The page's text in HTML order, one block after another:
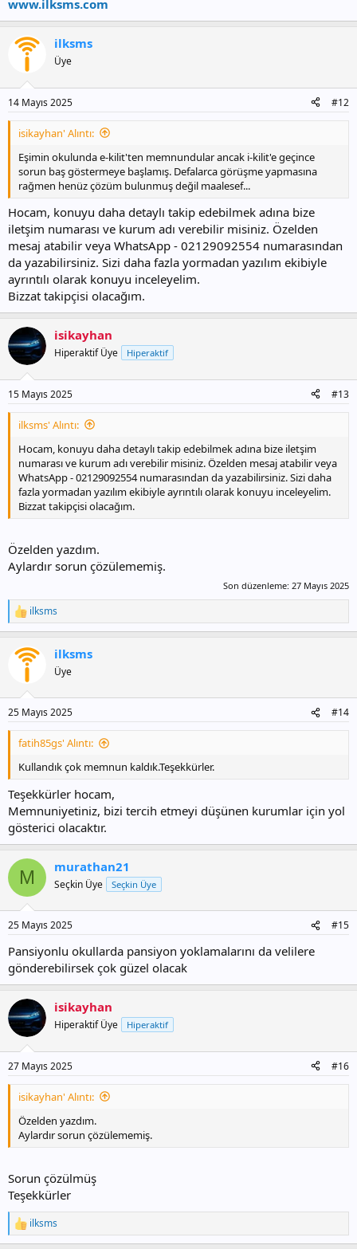
www.ilksms.com
ilksms
Üye
14 Mayıs 2025 #12
isikayhan' Alıntı:
Eşimin okulunda e-kilit'ten memnundular ancak i-kilit'e geçince
sorun baş göstermeye başlamış. Defalarca görüşme yapmasına
rağmen henüz çözüm bulunmuş değil maalesef...
Hocam, konuyu daha detaylı takip edebilmek adına bize
iletşim numarası ve kurum adı verebilir misiniz. Özelden
mesaj atabilir veya WhatsApp - 02129092554 numarasından
da yazabilirsiniz. Sizi daha fazla yormadan yazılım ekibiyle
ayrıntılı olarak konuyu inceleyelim.
Bizzat takipçisi olacağım.
isikayhan
Hiperaktif Üye Hiperaktif
15 Mayıs 2025 #13
ilksms' Alıntı:
Hocam, konuyu daha detaylı takip edebilmek adına bize iletşim
numarası ve kurum adı verebilir misiniz. Özelden mesaj atabilir veya
WhatsApp - 02129092554 numarasından da yazabilirsiniz. Sizi daha
fazla yormadan yazılım ekibiyle ayrıntılı olarak konuyu inceleyelim.
Bizzat takipçisi olacağım.
Özelden yazdım.
Aylardır sorun çözülememiş.
Son düzenleme: 27 Mayıs 2025
T
e
k
:
ilksms
ilksms
Üye
25 Mayıs 2025 #14
fatih85gs' Alıntı:
Kullandık çok memnun kaldık.Teşekkürler.
Teşekkürler hocam,
Memnuniyetiniz, bizi tercih etmeyi düşünen kurumlar için yol
gösterici olacaktır.
M murathan21
Seçkin Üye Seçkin Üye
25 Mayıs 2025 #15
Pansiyonlu okullarda pansiyon yoklamalarını da velilere
gönderebilirsek çok güzel olacak
isikayhan
Hiperaktif Üye Hiperaktif
27 Mayıs 2025 #16
isikayhan' Alıntı:
Özelden yazdım.
Aylardır sorun çözülememiş.
Sorun çözülmüş
Teşekkürler
T
e
ilksms